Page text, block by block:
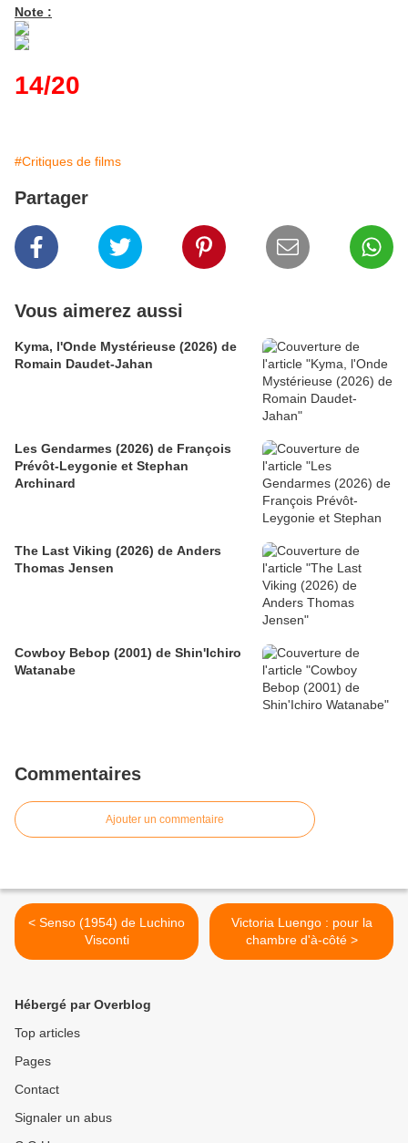
Note :
14/20
#Critiques de films
Partager
Vous aimerez aussi
Kyma, l'Onde Mystérieuse (2026) de
Romain Daudet-Jahan
Les Gendarmes (2026) de François
Prévôt-Leygonie et Stephan
Archinard
The Last Viking (2026) de Anders
Thomas Jensen
Cowboy Bebop (2001) de Shin'Ichiro
Watanabe
Commentaires
Ajouter un commentaire
< Senso (1954) de Luchino
Visconti
Victoria Luengo : pour la
chambre d'à-côté >
Hébergé par Overblog
Top articles
Pages
Contact
Signaler un abus